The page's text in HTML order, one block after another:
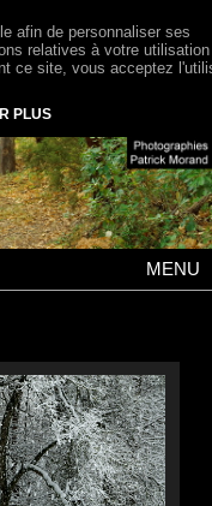
MENU
afin de personnaliser ses
relatives à votre
ce site, vous acceptez
PLUS